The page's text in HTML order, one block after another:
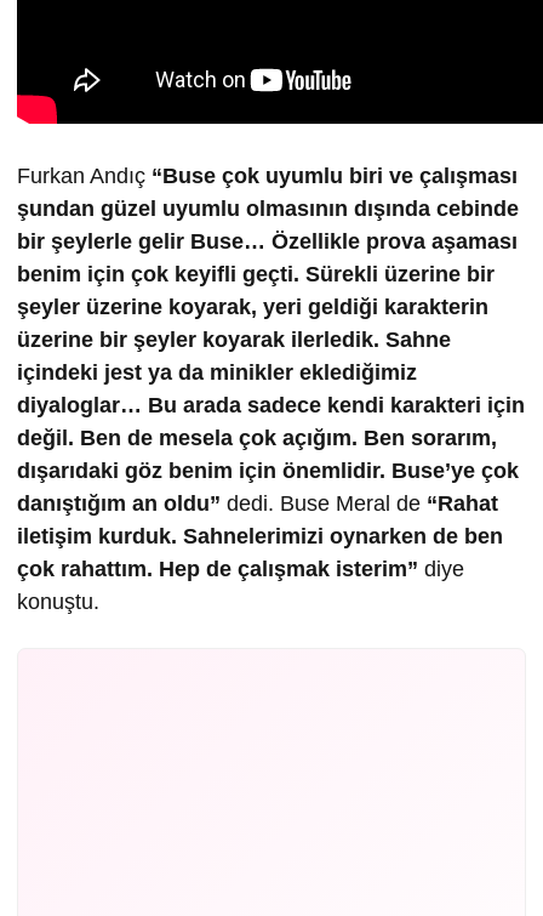
Furkan Andıç “Buse çok uyumlu biri ve çalışması
şundan güzel uyumlu olmasının dışında cebinde
bir şeylerle gelir Buse… Özellikle prova aşaması
benim için çok keyifli geçti. Sürekli üzerine bir
şeyler üzerine koyarak, yeri geldiği karakterin
üzerine bir şeyler koyarak ilerledik. Sahne
içindeki jest ya da minikler eklediğimiz
diyaloglar… Bu arada sadece kendi karakteri için
değil. Ben de mesela çok açığım. Ben sorarım,
dışarıdaki göz benim için önemlidir. Buse’ye çok
danıştığım an oldu” dedi. Buse Meral de “Rahat
iletişim kurduk. Sahnelerimizi oynarken de ben
çok rahattım. Hep de çalışmak isterim” diye
konuştu.